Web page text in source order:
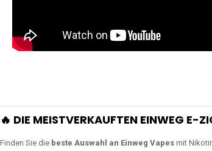
🔥 DIE MEISTVERKAUFTEN EINWEG E-
Finden Sie die beste Auswahl an Einweg Vapes mit